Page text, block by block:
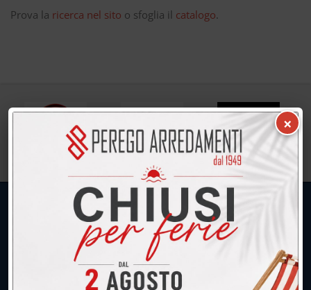
Prova la ricerca nel sito o sfoglia il catalogo.
×